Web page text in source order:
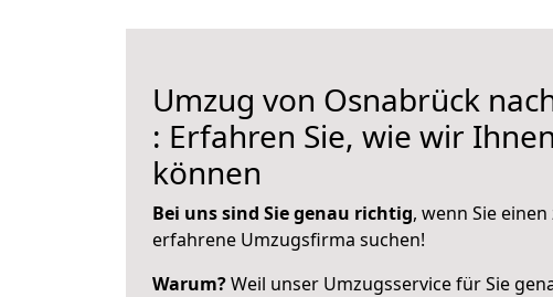
Umzug von Osnabrück
: Erfahren Sie, wie wir
können
Bei uns sind Sie genau richtig, wenn Sie
erfahrene Umzugsfirma suchen!
Warum?Weil unser Umzugsservice für Sie